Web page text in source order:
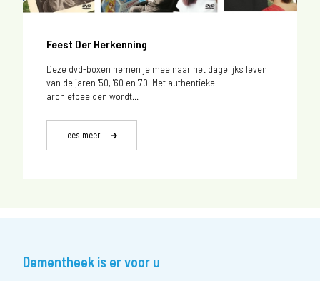
Feest Der Herkenning
Deze dvd-boxen nemen je mee naar het dagelijks leven
van de jaren '50, '60 en '70. Met authentieke
archiefbeelden wordt...
Lees meer
Dementheek is er voor u